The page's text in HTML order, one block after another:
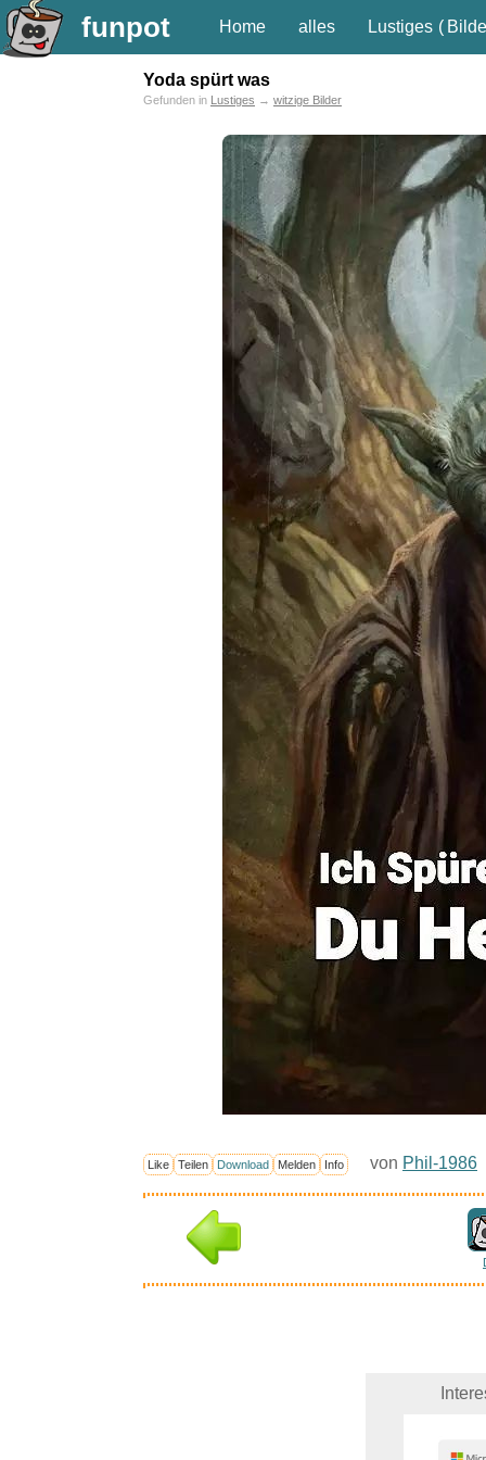
funpot Home alles Lustiges (
Yoda spürt was
Gefunden in Lustiges → witzige Bilder
Like Teilen Download Melden Info von Phil-1986